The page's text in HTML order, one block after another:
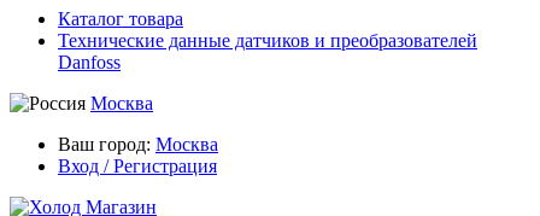
Каталог товара
Технические данные датчиков и преобразователей
Danfoss
Москва
Ваш город: Москва
Вход / Регистрация